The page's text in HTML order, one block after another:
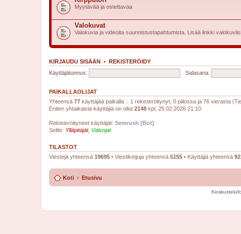
Myytävää ja ostettavaa
Valokuvat
Valokuvia ja videoita suunnistustapahtumista. Lisää linkki valokuviisi.
KIRJAUDU SISÄÄN • REKISTERÖIDY
Käyttäjätunnus:
Salasana:
PAIKALLAOLIJAT
Yhteensä 77 käyttäjää paikalla :: 1 rekisteröitynyt, 0 piilossa ja 76 vierasta
Eniten yhtaikaisia käyttäjiä on ollut 2148 kpl, 25.02.2026 21:10
Rekisteröityneet käyttäjät: Semrush [Bot]
Selite: Ylläpitäjät, Valvojat
TILASTOT
Viestejä yhteensä 19695 • Viestiketjuja yhteensä 5155 • Käyttäjiä yhteensä
Koti Etusivu